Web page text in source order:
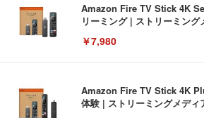
Amazon Fire TV Stick 4K
リーミング | ストリーミン
￥7,980
Amazon Fire TV Stick 4K
体験 | ストリーミングメディ